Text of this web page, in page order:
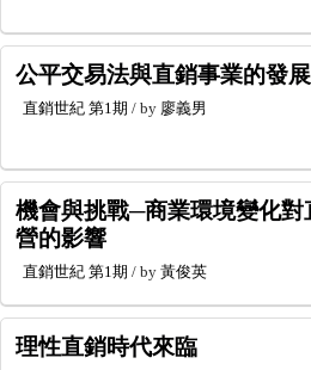
公平交易法與直銷事業的發展
直銷世紀 第1期 / by 廖義男
機會與挑戰─商業環境變化對
營的影響
直銷世紀 第1期 / by 黃俊英
理性直銷時代來臨